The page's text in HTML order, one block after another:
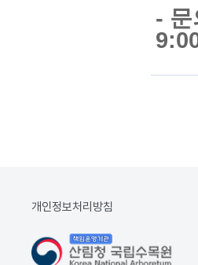
-
개인정보처리방침